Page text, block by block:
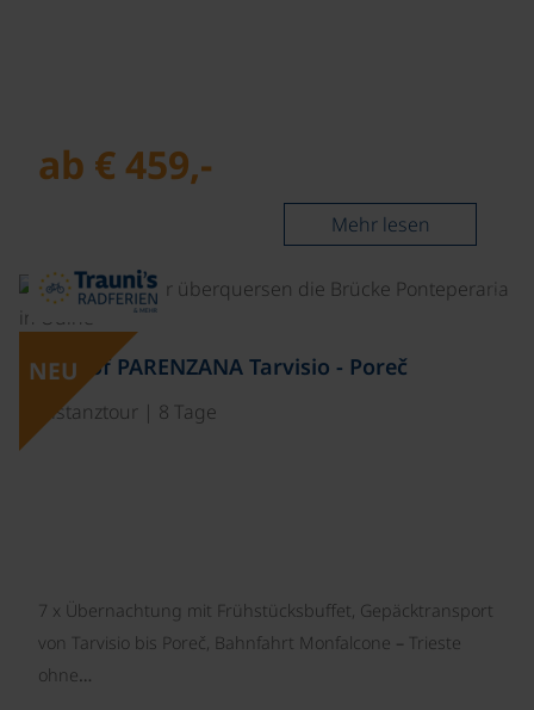
ab € 459,-
Mehr lesen
©
NEU
Best of PARENZANA Tarvisio - Poreč
Distanztour | 8 Tage
7 x Übernachtung mit Frühstücksbuffet, Gepäcktransport
von Tarvisio bis Poreč, Bahnfahrt Monfalcone – Trieste
ohne…